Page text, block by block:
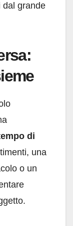
dal grande
di
una
o un